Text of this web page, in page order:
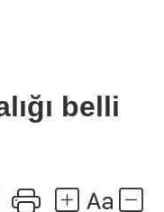
belli